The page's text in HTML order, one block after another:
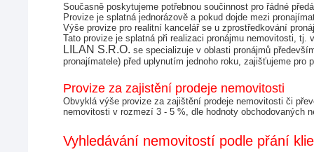
Současně poskytujeme potřebnou součinnost pro řádné
Provize je splatná jednorázově a pokud dojde mezi
Výše provize pro realitní kancelář se u zprostředkování
Tato provize je splatná při realizaci pronájmu nemovitosti,
LILAN S.R.O. se specializuje v oblasti pronájmů
pronajímatele) před uplynutím jednoho roku, zajišťujeme pro
Provize za zajistění prodeje nemovitosti
Obvyklá výše provize za zajištění prodeje nemovitosti či
nemovitosti v rozmezí 3 - 5 %, dle hodnoty obchodovaných
Vyhledávání nemovitostí podle přání